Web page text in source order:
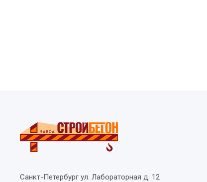
Санкт-Петербург ул. Лабораторная д. 12